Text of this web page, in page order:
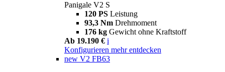
Panigale V2 S
120 PS Leistung
93,3 Nm Drehmoment
176 kg Gewicht ohne Kraftstoff
Ab 19.190 € i
Konfigurieren mehr entdecken
new V2 FB63